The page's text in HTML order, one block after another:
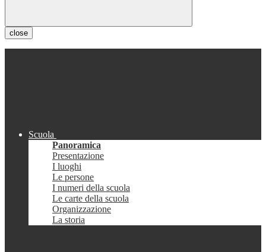
close
Scuola
Panoramica
Presentazione
I luoghi
Le persone
I numeri della scuola
Le carte della scuola
Organizzazione
La storia